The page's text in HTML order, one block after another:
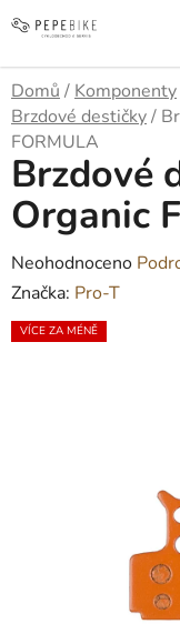
na
Domů / Komponenty
Brzdové destičky/
FORMULA
Brzdové
Organic
Průměrné
hodnocení
produktu
Neohodnoceno
Značka: Pro-T
VÍCE ZA MÉNĚ